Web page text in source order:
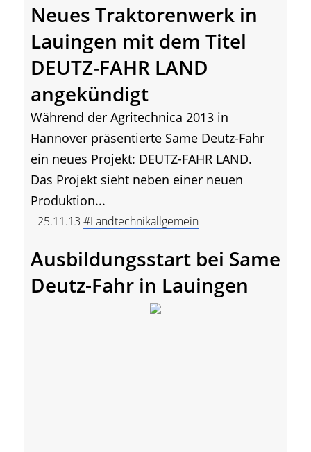
Neues Traktorenwerk in
Lauingen mit dem Titel
DEUTZ-FAHR LAND
angekündigt
Während der Agritechnica 2013 in
Hannover präsentierte Same Deutz-Fahr
ein neues Projekt: DEUTZ-FAHR LAND.
Das Projekt sieht neben einer neuen
Produktion...
25.11.13 #Landtechnikallgemein
Ausbildungsstart bei Same
Deutz-Fahr in Lauingen